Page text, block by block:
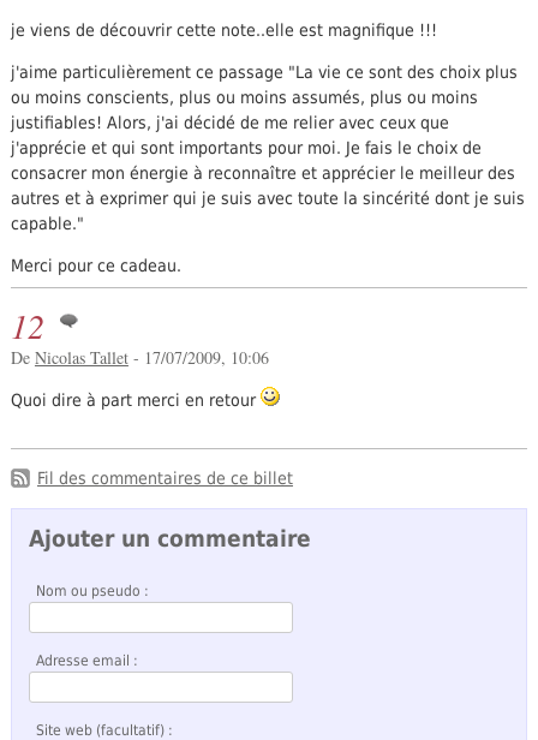
je viens de découvrir cette note..elle est magnifique !!!
j'aime particulièrement ce passage "La vie ce sont des choix plus
ou moins conscients, plus ou moins assumés, plus ou moins
justifiables! Alors, j'ai décidé de me relier avec ceux que
j'apprécie et qui sont importants pour moi. Je fais le choix de
consacrer mon énergie à reconnaître et apprécier le meilleur des
autres et à exprimer qui je suis avec toute la sincérité dont je suis
capable."
Merci pour ce cadeau.
12
De Nicolas Tallet- 17/07/2009, 10:06
Quoi dire à part merci en retour
Fil des commentaires de ce billet
Ajouter un commentaire
Nom ou pseudo :
Adresse email :
Site web (facultatif) :